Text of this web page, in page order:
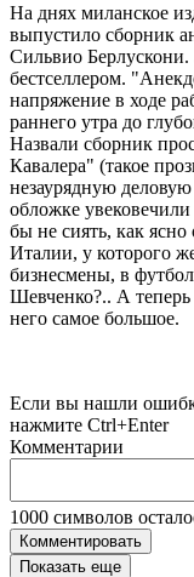
На днях миланское
выпустило сборник
Сильвио Берлускони.
бестселлером.
напряжение в ходе
раннего утра до
Назвали сборник
Кавалера" (такое
незаурядную
обложке
бы не сиять, как
Италии, у которого
бизнесмены, в
Шевченко?.. А
него самое большое.
Если вы нашли
нажмите Ctrl+Enter
Комментарии
1000 символов
Комментировать
Показать еще